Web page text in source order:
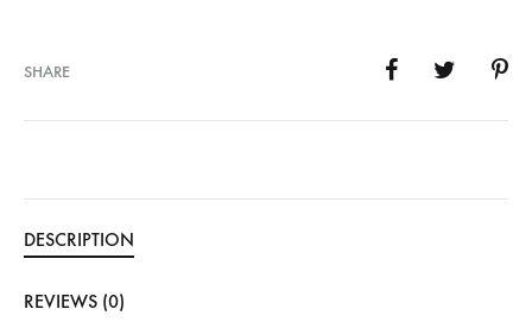
SHARE
DESCRIPTION
REVIEWS (0)